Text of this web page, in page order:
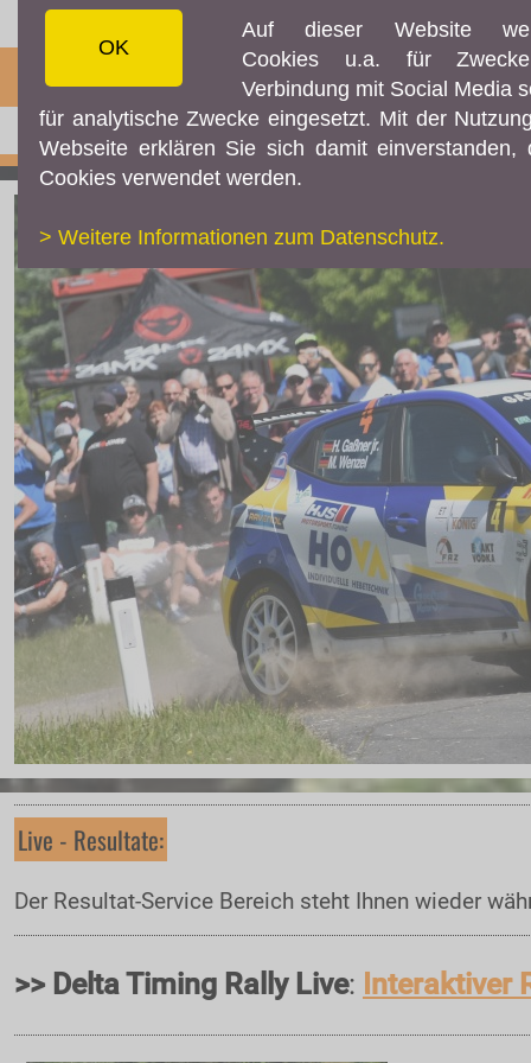
☰ MENÜ
AKTUELLES
Aktuelles
Rallye Radio
Facebook
Instagram
TEILNEHMER
Downloads
Online-Aushang
Nennung
Nennliste
Zeitplan
Streckenplan
Programmheft / Tickets
Rallyeshop
Zimmernachweis
Kontakt
Rallyeshop
Nennliste
Live - Resultate:
Der Resultat-Service Bereich steht Ihnen wieder
>> Delta Timing Rally Live: Interaktiver
OK
Auf dieser Website
Cookies u.a. für
Verbindung mit Social Media
für analytische Zwecke eingesetzt. Mit der
Webseite erklären Sie sich damit einverstanden,
Cookies verwendet werden.
> Weitere Informationen zum Datenschutz.